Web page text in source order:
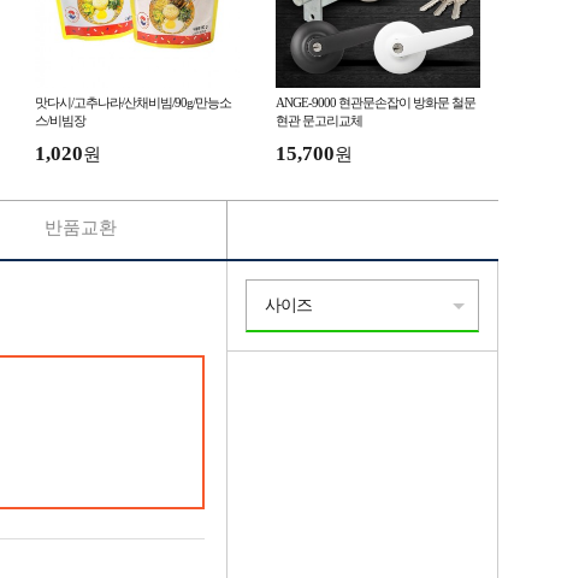
맛다시/고추나라/산채비빔/90g/만능소
스/비빔장
1,020원
ANGE-9000 현관문손잡이 방화문 철문
현관 문고리교체
15,700원
반품교환
사이즈